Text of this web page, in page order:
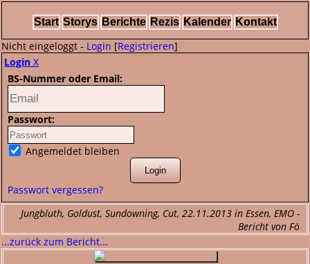
Start Storys Berichte Rezis Kalender Kontakt
Nicht eingeloggt - Login [Registrieren]
Login X
BS-Nummer oder Email:
Passwort:
Angemeldet bleiben
Passwort vergessen?
Jungbluth, Goldust, Sundowning, Cut, 22.11.2013 in Essen, EMO -
Bericht von Fö
...zurück zum Bericht...